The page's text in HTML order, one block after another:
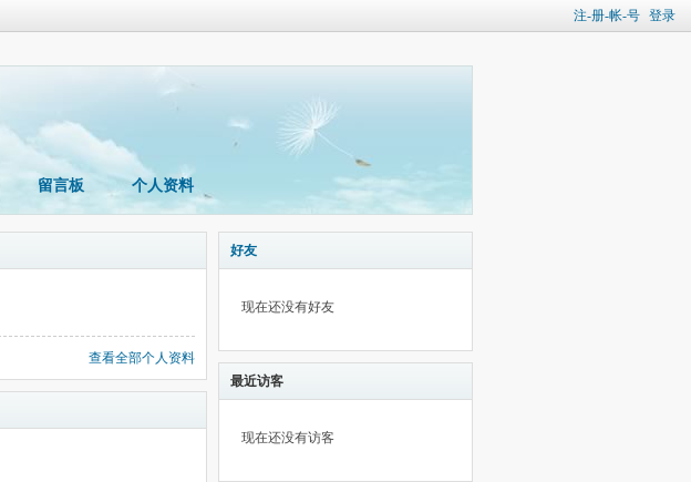
注-册-帐-号 登录
留言板 个人资料
查看全部个人资料
好友
现在还没有好友
最近访客
现在还没有访客